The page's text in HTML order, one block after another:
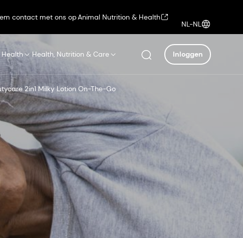
contact met ons opAnimal Nutrition & Health
NL-NL
Health Health, Nutrition & Care Inloggen
2in1 Milky Lotion On-The-Go